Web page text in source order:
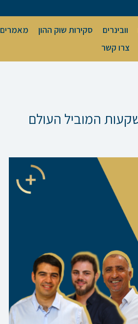
וובינרים סקירות שוק ההון מאמרים
צרו קשר